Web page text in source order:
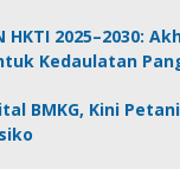
HKTI 2025–2030:
Kedaulatan
BMKG, Kini